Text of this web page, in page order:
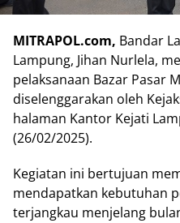
MITRAPOL.com, Bandar
Lampung, Jihan Nurlela,
pelaksanaan Bazar Pasar
diselenggarakan oleh
halaman Kantor Kejati
(26/02/2025).
Kegiatan ini bertujuan
mendapatkan kebutuhan
terjangkau menjelang